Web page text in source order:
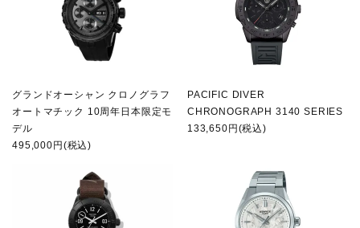
グランドオーシャン クロノグラフ
オートマチック 10周年日本限定モ
デル
495,000円(税込)
PACIFIC DIVER
CHRONOGRAPH 3140 SERIES
133,650円(税込)